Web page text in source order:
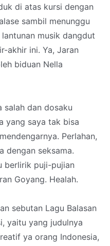
di atas kursi dengan
sambil menunggu
musik dangdut
akhir ini. Ya, Jaran
biduan Nella
salah dan dosaku
yang saya tak bisa
Perlahan,
dengan seksama.
berlirik puji-pujian
Goyang. Healah.
sebutan Lagu Balasan
yaitu yang judulnya
ya orang Indonesia,